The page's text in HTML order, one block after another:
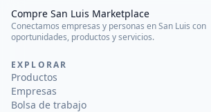
Compre San Luis Marketplace
Conectamos empresas y personas en San Luis con
oportunidades, productos y servicios.
EXPLORAR
Productos
Empresas
Bolsa de trabajo